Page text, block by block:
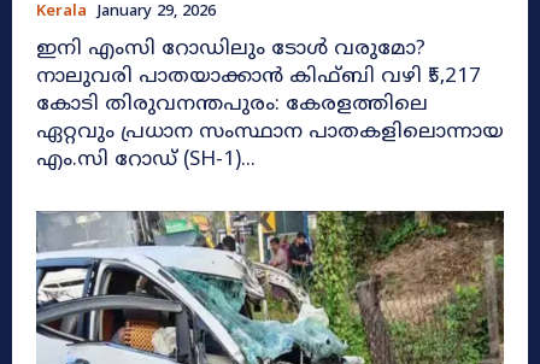
Kerala January 29, 2026
ഇനി എംസി റോഡിലും ടോൾ വരുമോ?
നാലുവരി പാതയാക്കാൻ കിഫ്ബി വഴി ₹5,217
കോടി തിരുവനന്തപുരം: കേരളത്തിലെ
ഏറ്റവും പ്രധാന സംസ്ഥാന പാതകളിലൊന്നായ
എം.സി റോഡ് (SH-1)...